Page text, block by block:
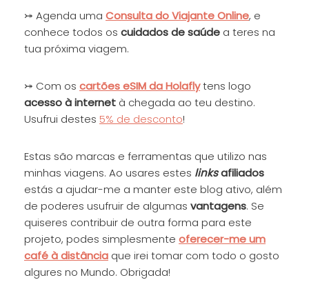
⤖ Agenda uma Consulta do ViajanteOnline, e
conhece todos os cuidados de saúde a teres na
tua próxima viagem.
⤖ Com os cartões eSIM da Holaflytens logo
acesso à internet à chegada ao teu destino.
Usufrui destes 5% de desconto!
Estas são marcas e ferramentas que utilizo nas
minhas viagens. Ao usares estes linksafiliados
estás a ajudar-me a manter este blog ativo, além
de poderes usufruir de algumas vantagens. Se
quiseres contribuir de outra forma para este
projeto, podes simplesmente oferecer-me um
café à distância que irei tomar com todo o gosto
algures no Mundo. Obrigada!